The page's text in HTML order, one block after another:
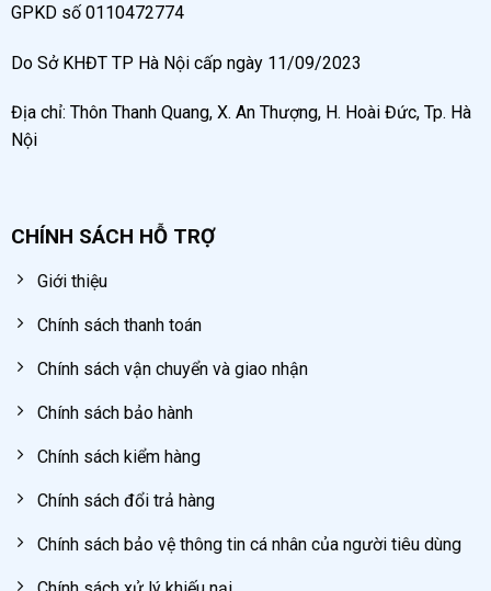
GPKD số 0110472774
Do Sở KHĐT TP Hà Nội cấp ngày 11/09/2023
Địa chỉ: Thôn Thanh Quang, X. An Thượng, H. Hoài Đức, Tp. Hà
Nội
CHÍNH SÁCH HỖ TRỢ
Giới thiệu
Chính sách thanh toán
Chính sách vận chuyển và giao nhận
Chính sách bảo hành
Chính sách kiểm hàng
Chính sách đổi trả hàng
Chính sách bảo vệ thông tin cá nhân của người tiêu dùng